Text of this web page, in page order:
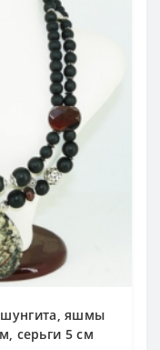
шунгита, яшмы
серьги 5 см